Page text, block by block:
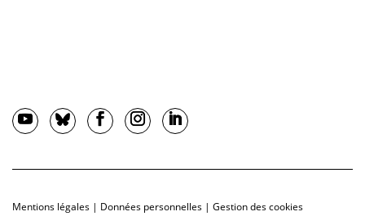
Mentions légales | Données personnelles | Gestion des cookies